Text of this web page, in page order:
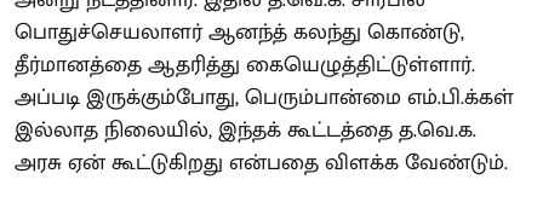
பொதுச்செயலாளர் ஆனந்த் கலந்து கொண்டு,
தீர்மானத்தை ஆதரித்து கையெழுத்திட்டுள்ளார்.
அப்படி இருக்கும்போது, பெரும்பான்மை எம்.பி.க்கள்
இல்லாத நிலையில், இந்தக் கூட்டத்தை த.வெ.க.
அரசு ஏன் கூட்டுகிறது என்பதை விளக்க வேண்டும்.